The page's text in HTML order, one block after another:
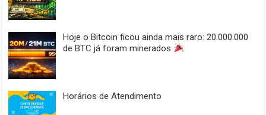
Hoje o Bitcoin ficou ainda mais raro: 20.000.000
de BTC já foram minerados
Horários de Atendimento